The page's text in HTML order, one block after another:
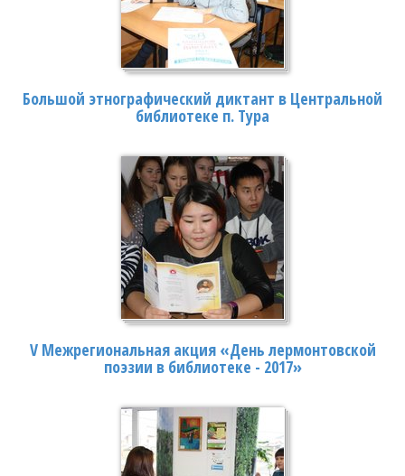
Большой этнографический диктант в Центральной
библиотеке п. Тура
V Межрегиональная акция «День лермонтовской
поэзии в библиотеке - 2017»